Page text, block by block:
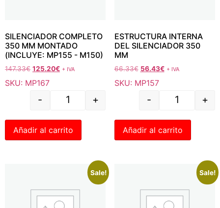
SILENCIADOR COMPLETO
350 MM MONTADO
(INCLUYE: MP155 - M150)
147.33€ 125.20€ + IVA
SKU: MP167
- +
Añadir al carrito
ESTRUCTURA INTERNA
DEL SILENCIADOR 350
MM
66.33€ 56.43€ + IVA
SKU: MP157
- +
Añadir al carrito
Sale! Sale!